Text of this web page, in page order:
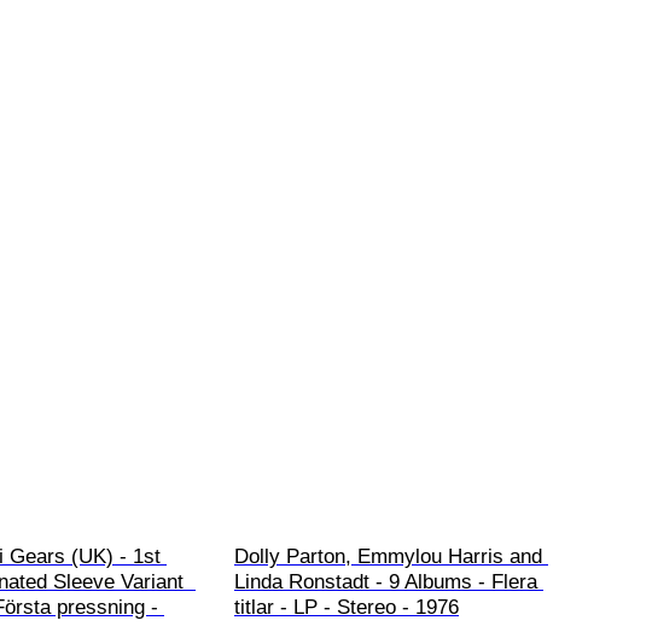
Gears (UK) - 1st
Sleeve Variant
pressning -
Dolly Parton, Emmylou Harris and
Linda Ronstadt - 9 Albums - Flera
titlar - LP - Stereo - 1976